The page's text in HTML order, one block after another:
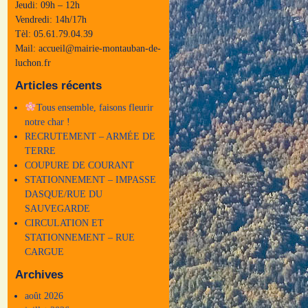
Jeudi: 09h – 12h
Vendredi: 14h/17h
Tèl: 05.61.79.04.39
Mail: accueil@mairie-montauban-de-
luchon.fr
Articles récents
Tous ensemble, faisons fleurir
notre char !
RECRUTEMENT – ARMÉE DE
TERRE
COUPURE DE COURANT
STATIONNEMENT – IMPASSE
DASQUE/RUE DU
SAUVEGARDE
CIRCULATION ET
STATIONNEMENT – RUE
CARGUE
Archives
août 2026